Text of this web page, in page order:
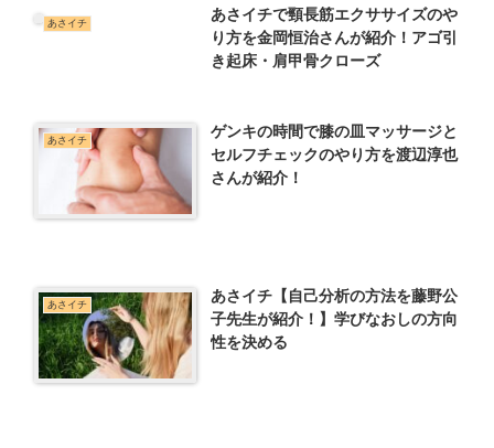
あさイチ
あさイチで頸長筋エクササイズのや
り方を金岡恒治さんが紹介！アゴ引
き起床・肩甲骨クローズ
あさイチ
ゲンキの時間で膝の皿マッサージと
セルフチェックのやり方を渡辺淳也
さんが紹介！
あさイチ
あさイチ【自己分析の方法を藤野公
子先生が紹介！】学びなおしの方向
性を決める